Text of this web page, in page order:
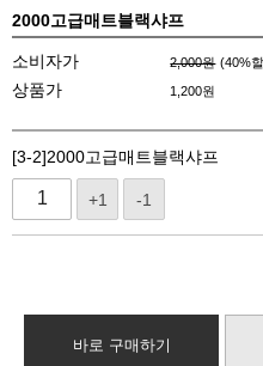
2000고급매트블랙샤프
소비자가 2,000원 (40%
상품가 1,200원
[3-2]2000고급매트블랙샤프
+1 -1
바로 구매하기